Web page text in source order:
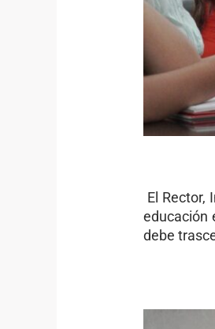
El Rector,
educación
debe